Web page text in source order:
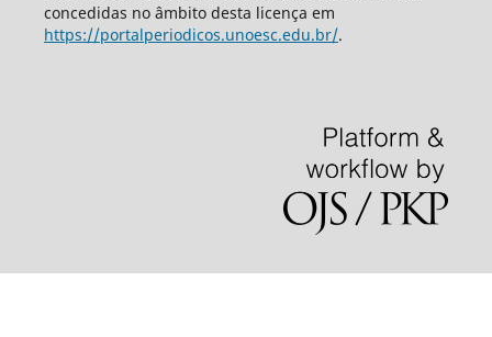
concedidas no âmbito desta licença em
https://portalperiodicos.unoesc.edu.br/.